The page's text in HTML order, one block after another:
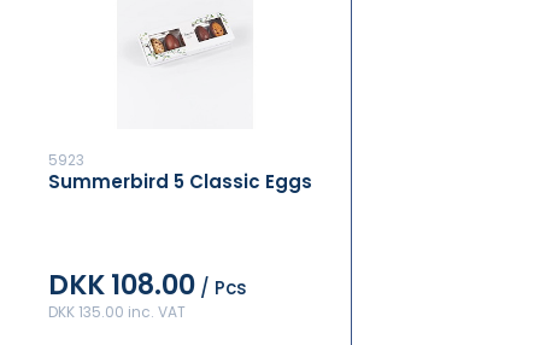
5923
Summerbird 5 Classic Eggs
DKK 108.00 / Pcs
DKK 135.00 inc. VAT